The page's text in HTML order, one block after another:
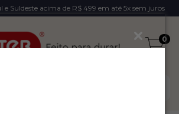
e Suldeste acima de R$ 499 em até 5x sem juros
0